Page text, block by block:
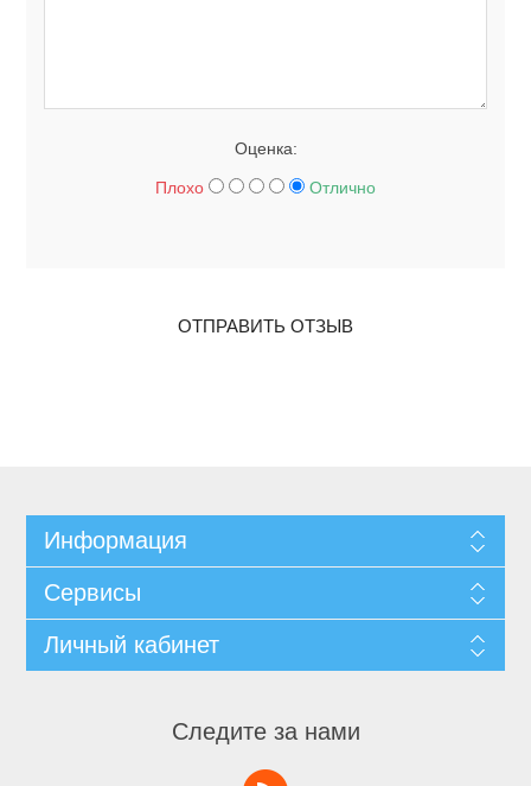
Оценка:
Плохо Отлично
ОТПРАВИТЬ ОТЗЫВ
Информация
Сервисы
Личный кабинет
Следите за нами